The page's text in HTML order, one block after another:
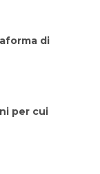
di
per cui